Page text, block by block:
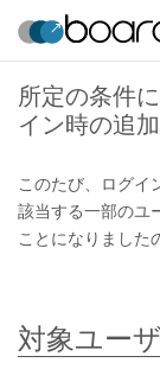
所定の条件
イン時の追
このたび、ログイ
該当する一部のユ
ことになりました
対象ユー